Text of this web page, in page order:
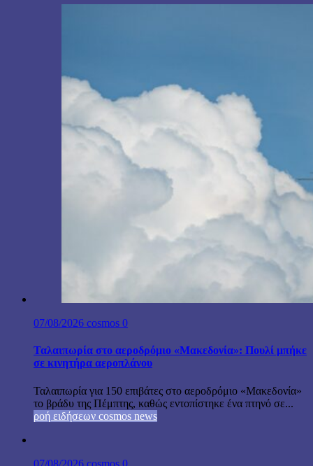
07/08/2026 cosmos 0
Ταλαιπωρία στο αεροδρόμιο «Μακεδονία»: Πουλί μπήκε
σε κινητήρα αεροπλάνου
Ταλαιπωρία για 150 επιβάτες στο αεροδρόμιο «Μακεδονία»
το βράδυ της Πέμπτης, καθώς εντοπίστηκε ένα πτηνό σε...
ροή ειδήσεων cosmos news
07/08/2026 cosmos 0